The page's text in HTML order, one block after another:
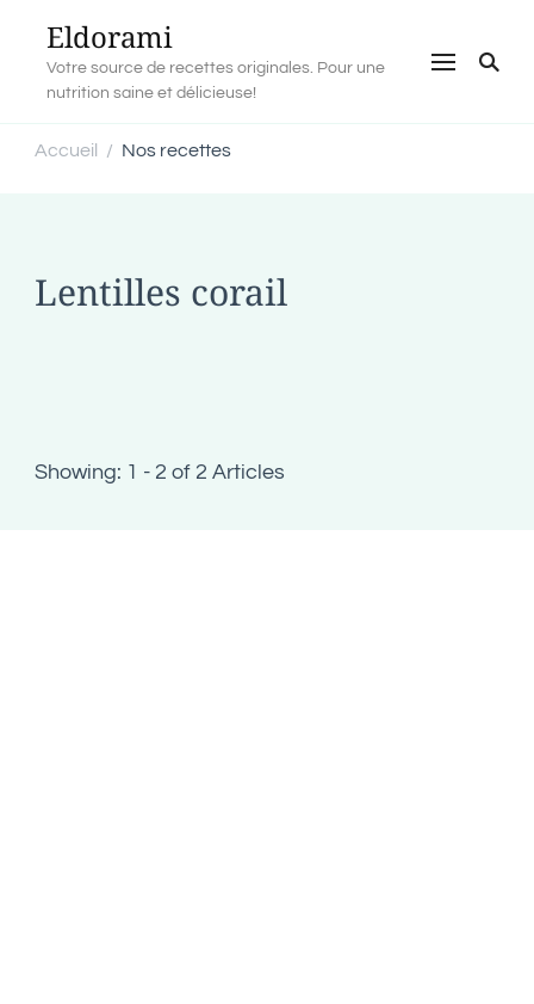
Eldorami
Votre source de recettes originales. Pour une
nutrition saine et délicieuse!
Accueil / Nos recettes
Lentilles corail
Showing: 1 - 2 of 2 Articles